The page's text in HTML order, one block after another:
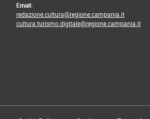
Email:
redazione.cultura@regione.campania.it
cultura.turismo.digitale@regione.campania.it